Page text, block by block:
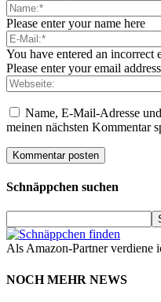
Please enter your name here
You have entered an incorrect
Please enter your email
Name, E-Mail-Adresse
meinen nächsten Kommentar
Schnäppchen suchen
Als Amazon-Partner verdiene
NOCH MEHR NEWS